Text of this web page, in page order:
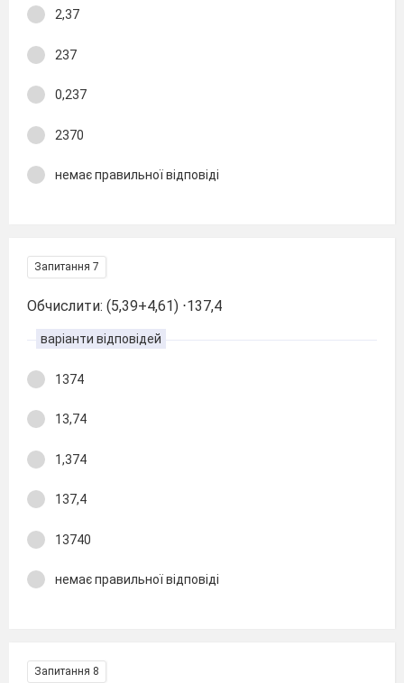
2,37
237
0,237
2370
немає правильної відповіді
Запитання 7
Обчислити: (5,39+4,61) ⋅137,4
варіанти відповідей
1374
13,74
1,374
137,4
13740
немає правильної відповіді
Запитання 8